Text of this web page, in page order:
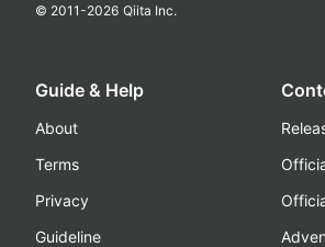
© 2011-2026 Qiita Inc.
Guide & Help
About
Terms
Privacy
Guideline